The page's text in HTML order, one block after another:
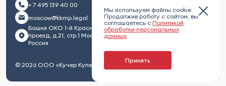
Мы используем файлы cookie.
Продолжив работу с сайтом, вы
соглашаетесь с Политикой
обработки персональных
данных
Принять
+ 7 495 139 40 00
moscow@kkmp.legal
Башня ОКО 1-й Красногвардейский
проезд, д.21, стр.1 Москва 123112,
Россия
© 2026 ООО «Кучер Кулешов Максименко и партнеры»